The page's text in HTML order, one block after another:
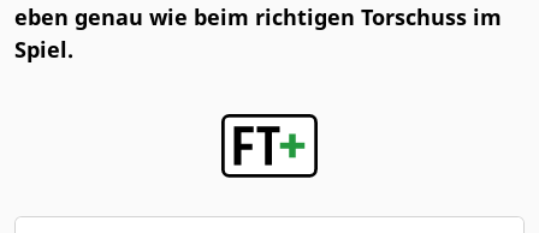
eben genau wie beim richtigen Torschuss im
Spiel.